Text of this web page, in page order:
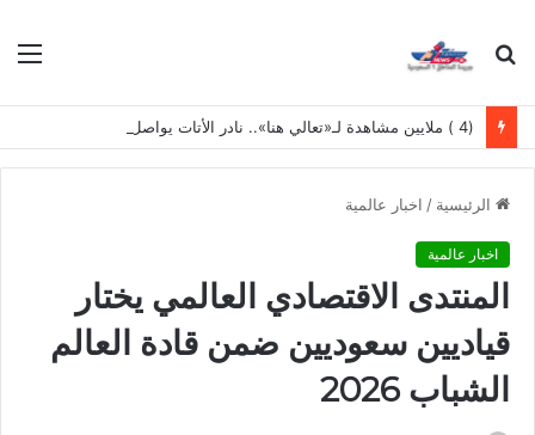
بحث
الرئيسية / اخبار عالمية
اخبار عالمية
المنتدى الاقتصادي العالمي يختار
قياديين سعوديين ضمن قادة العالم
الشباب 2026